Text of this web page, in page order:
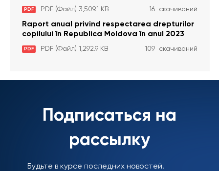
Moldova in 2023
PDF PDF (Файл) 3,509.1 KB 16 скачиваний
Raport anual privind respectarea drepturilor
copilului în Republica Moldova în anul 2023
PDF PDF (Файл) 1,292.9 KB 109 скачиваний
Подписаться на
рассылку
Будьте в курсе последних новостей.